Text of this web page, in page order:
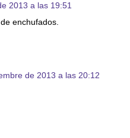
2013 a las 19:51
enchufados.
de 2013 a las 20:12